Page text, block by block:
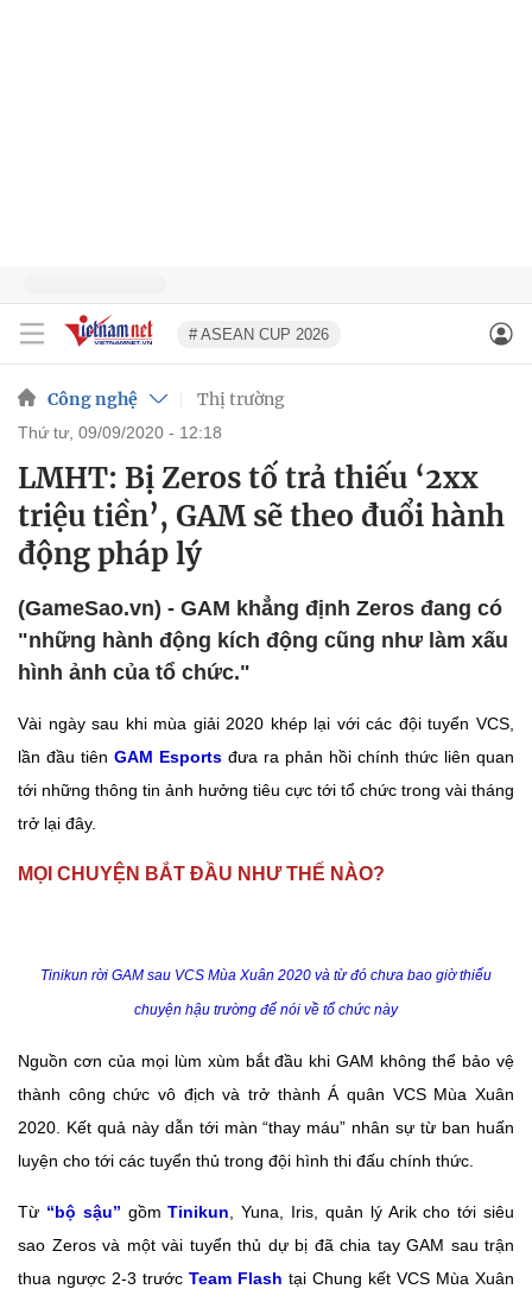
# ASEAN CUP 2026
Công nghệ Thị trường
thứ tư, 09/09/2020 - 12:18
LMHT: Bị Zeros tố trả thiếu ‘2xx
triệu tiền’, GAM sẽ theo đuổi hành
động pháp lý
(GameSao.vn) - GAM khẳng định Zeros đang có
"những hành động kích động cũng như làm xấu
hình ảnh của tổ chức."
Vài ngày sau khi mùa giải 2020 khép lại với các đội tuyển VCS,
lần đầu tiên GAM Esports đưa ra phản hồi chính thức liên quan
tới những thông tin ảnh hưởng tiêu cực tới tổ chức trong vài tháng
trở lại đây.
MỌI CHUYỆN BẮT ĐẦU NHƯ THẾ NÀO?
Tinikun rời GAM sau VCS Mùa Xuân 2020 và từ đó chưa bao giờ thiếu
chuyện hậu trường để nói về tổ chức này
Nguồn cơn của mọi lùm xùm bắt đầu khi GAM không thể bảo vệ
thành công chức vô địch và trở thành Á quân VCS Mùa Xuân
2020. Kết quả này dẫn tới màn “thay máu” nhân sự từ ban huấn
luyện cho tới các tuyển thủ trong đội hình thi đấu chính thức.
Từ “bộ sậu” gồmTinikun , Yuna, Iris, quản lý Arik cho tới siêu
sao Zeros và một vài tuyển thủ dự bị đã chia tay GAM sau trận
thua ngược 2-3 trước Team Flash tại Chung kết VCS Mùa Xuân